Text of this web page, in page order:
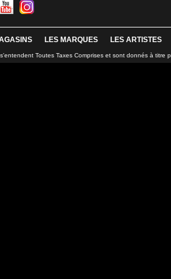
LES MARQUES LES ARTISTES
Toutes Taxes Comprises et sont donnés à